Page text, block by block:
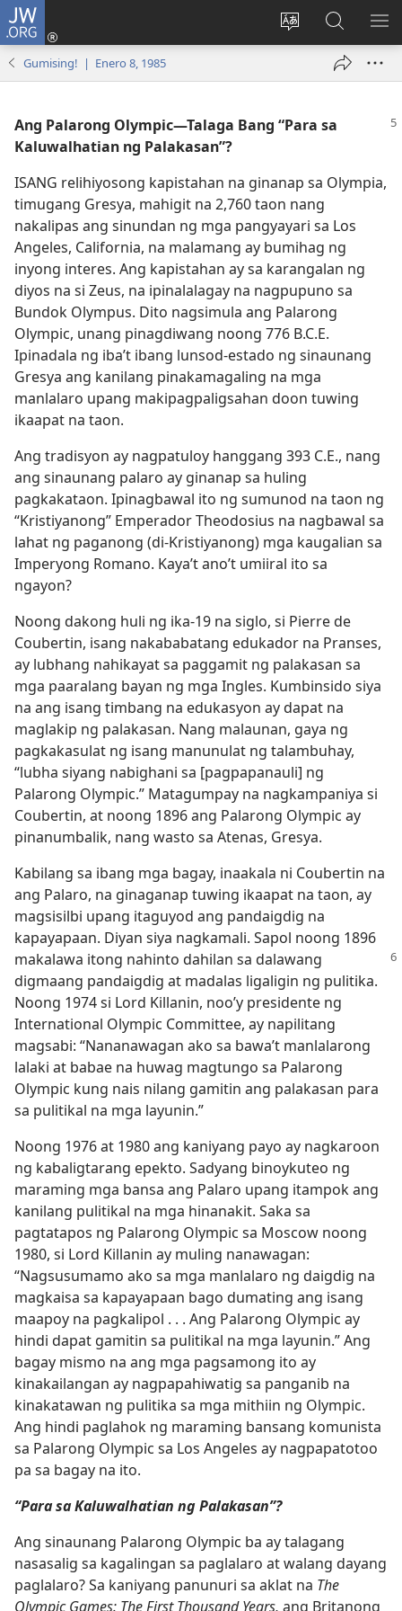
JW.ORG
Baguhin
site
Mag-
log
na
bagong
sa
JW.ORG
Gumising! | Enero 8, 1985
Ang Palarong Olympic​—Talaga Bang “Para sa
Kaluwalhatian ng Palakasan”?
ISANG relihiyosong kapistahan na ginanap sa Olympia,
timugang Gresya, mahigit na 2,760 taon nang
nakalipas ang sinundan ng mga pangyayari sa Los
Angeles, California, na malamang ay bumihag ng
inyong interes. Ang kapistahan ay sa karangalan ng
diyos na si Zeus, na ipinalalagay na nagpupuno sa
Bundok Olympus. Dito nagsimula ang Palarong
Olympic, unang pinagdiwang noong 776 B.C.E.
Ipinadala ng iba’t ibang lunsod-estado ng sinaunang
Gresya ang kanilang pinakamagaling na mga
manlalaro upang makipagpaligsahan doon tuwing
ikaapat na taon.
Ang tradisyon ay nagpatuloy hanggang 393 C.E., nang
ang sinaunang palaro ay ginanap sa huling
pagkakataon. Ipinagbawal ito ng sumunod na taon ng
“Kristiyanong” Emperador Theodosius na nagbawal sa
lahat ng paganong (di-Kristiyanong) mga kaugalian sa
Imperyong Romano. Kaya’t ano’t umiiral ito sa
ngayon?
Noong dakong huli ng ika-19 na siglo, si Pierre de
Coubertin, isang nakababatang edukador na Pranses,
ay lubhang nahikayat sa paggamit ng palakasan sa
mga paaralang bayan ng mga Ingles. Kumbinsido siya
na ang isang timbang na edukasyon ay dapat na
maglakip ng palakasan. Nang malaunan, gaya ng
pagkakasulat ng isang manunulat ng talambuhay,
“lubha siyang nabighani sa [pagpapanauli] ng
Palarong Olympic.” Matagumpay na nagkampaniya si
Coubertin, at noong 1896 ang Palarong Olympic ay
pinanumbalik, nang wasto sa Atenas, Gresya.
Kabilang sa ibang mga bagay, inaakala ni Coubertin na
ang Palaro, na ginaganap tuwing ikaapat na taon, ay
magsisilbi upang itaguyod ang pandaigdig na
kapayapaan. Diyan siya nagkamali. Sapol noong 1896
makalawa itong nahinto dahilan sa dalawang
digmaang pandaigdig at madalas ligaligin ng pulitika.
Noong 1974 si Lord Killanin, noo’y presidente ng
International Olympic Committee, ay napilitang
magsabi: “Nananawagan ako sa bawa’t manlalarong
lalaki at babae na huwag magtungo sa Palarong
Olympic kung nais nilang gamitin ang palakasan para
sa pulitikal na mga layunin.”
Noong 1976 at 1980 ang kaniyang payo ay nagkaroon
ng kabaligtarang epekto. Sadyang binoykuteo ng
maraming mga bansa ang Palaro upang itampok ang
kanilang pulitikal na mga hinanakit. Saka sa
pagtatapos ng Palarong Olympic sa Moscow noong
1980, si Lord Killanin ay muling nanawagan:
“Nagsusumamo ako sa mga manlalaro ng daigdig na
magkaisa sa kapayapaan bago dumating ang isang
maapoy na pagkalipol . . . Ang Palarong Olympic ay
hindi dapat gamitin sa pulitikal na mga layunin.” Ang
bagay mismo na ang mga pagsamong ito ay
kinakailangan ay nagpapahiwatig sa panganib na
kinakatawan ng pulitika sa mga mithiin ng Olympic.
Ang hindi paglahok ng maraming bansang komunista
sa Palarong Olympic sa Los Angeles ay nagpapatotoo
pa sa bagay na ito.
“Para sa Kaluwalhatian ng Palakasan”?
Ang sinaunang Palarong Olympic ba ay talagang
nasasalig sa kagalingan sa paglalaro at walang dayang
paglalaro? Sa kaniyang panunuri sa aklat na The
Olympic Games: The First Thousand Years, ang Britanong